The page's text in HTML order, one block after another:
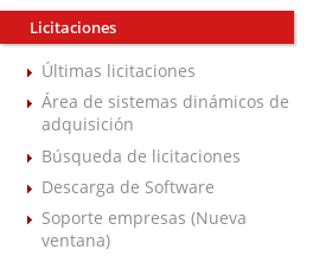
Licitaciones
Últimas licitaciones
Área de sistemas dinámicos de
adquisición
Búsqueda de licitaciones
Descarga de Software
Soporte empresas (Nueva
ventana)